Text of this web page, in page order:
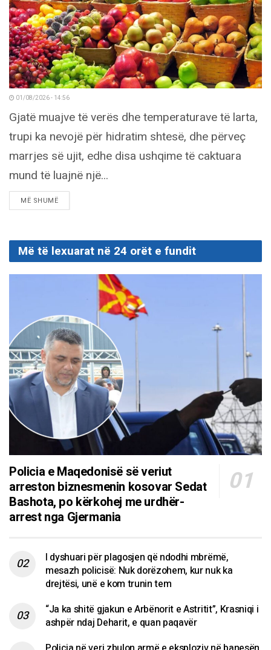
01/08/2026 - 14:56
Gjatë muajve të verës dhe temperaturave të larta,
trupi ka nevojë për hidratim shtesë, dhe përveç
marrjes së ujit, edhe disa ushqime të caktuara
mund të luajnë një...
MË SHUMËDETAILS
Më të lexuarat në 24 orët e fundit
Policia e Maqedonisë së veriut
arreston biznesmenin kosovar Sedat
Bashota, po kërkohej me urdhër-
arrest nga Gjermania
I dyshuari për plagosjen që ndodhi mbrëmë,
mesazh policisë: Nuk dorëzohem, kur nuk ka
drejtësi, unë e kom trunin tem
“Ja ka shitë gjakun e Arbënorit e Astritit”, Krasniqi i
ashpër ndaj Deharit, e quan paqavër